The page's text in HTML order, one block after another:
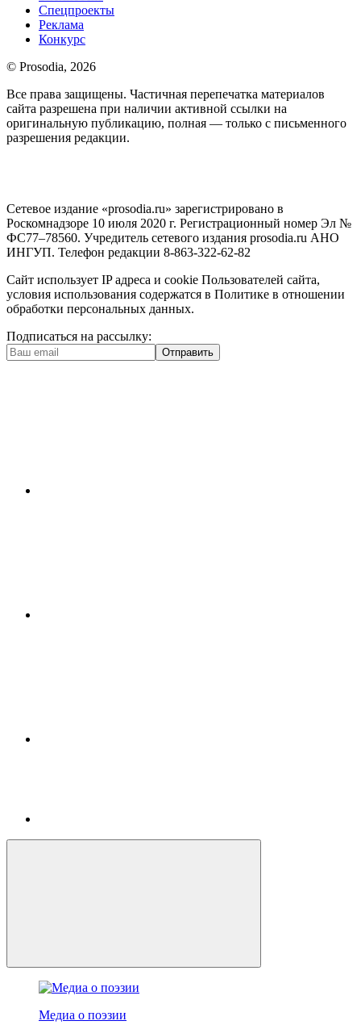
Спецпроекты
Реклама
Конкурс
© Prosodia, 2026
Все права защищены. Частичная перепечатка материалов
сайта разрешена при наличии активной ссылки на
оригинальную публикацию, полная — только с письменного
разрешения редакции.
Сетевое издание «prosodia.ru» зарегистрировано в
Роскомнадзоре 10 июля 2020 г. Регистрационный номер Эл №
ФС77–78560. Учредитель сетевого издания prosodia.ru АНО
ИНГУП. Телефон редакции 8-863-322-62-82
Сайт использует IP адреса и cookie Пользователей сайта,
условия использования содержатся в Политике в отношении
обработки персональных данных.
Подписаться на рассылку:
Отправить
Медиа о поэзии